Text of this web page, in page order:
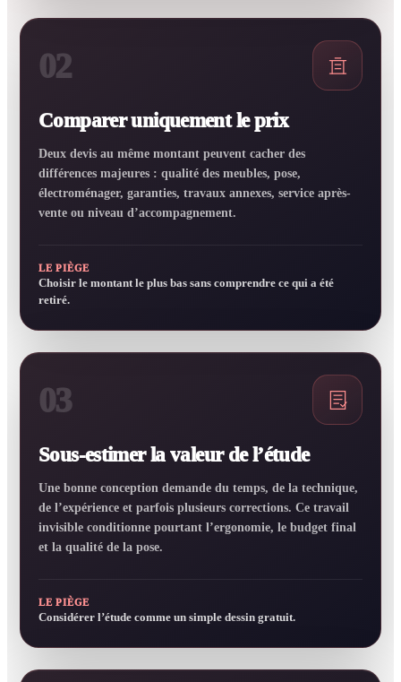
02
Comparer uniquement le prix
Deux devis au même montant peuvent cacher des
différences majeures : qualité des meubles, pose,
électroménager, garanties, travaux annexes, service après-
vente ou niveau d’accompagnement.
LE PIÈGE
Choisir le montant le plus bas sans comprendre ce qui a été
retiré.
03
Sous-estimer la valeur de l’étude
Une bonne conception demande du temps, de la technique,
de l’expérience et parfois plusieurs corrections. Ce travail
invisible conditionne pourtant l’ergonomie, le budget final
et la qualité de la pose.
LE PIÈGE
Considérer l’étude comme un simple dessin gratuit.